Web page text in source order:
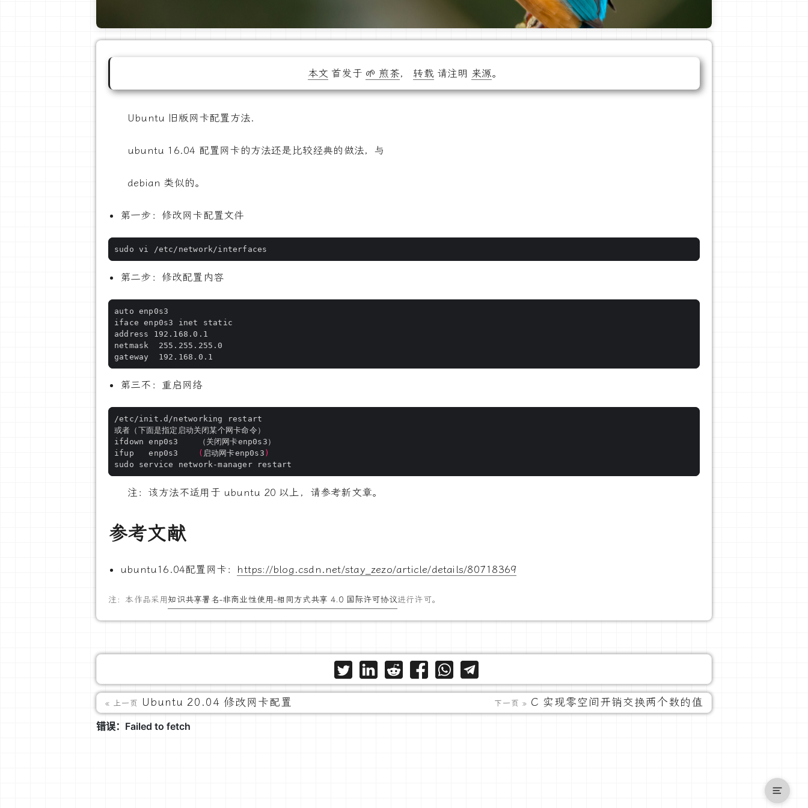
本文 首发于 🌱 煎茶，转载请注明 来源。
Ubuntu 旧版网卡配置方法.
ubuntu 16.04 配置网卡的方法还是比较经典的做法，与
debian 类似的。
第一步：修改网卡配置文件
第二步：修改配置内容
第三不：重启网络
ifup   enp0s3
( 启动网卡enp0s3 )
注：该方法不适用于 ubuntu 20 以上，请参考新文章。
参考文献
ubuntu16.04配置网卡： https://blog.csdn.net/stay_zezo/article/details/80718369
注：本作品采用知识共享署名-非商业性使用-相同方式共享 4.0 国际许可协议进行许可。
« 上一页 Ubuntu 20.04 修改网卡配置 下一页 » C 实现零空间开销交换两个数的值